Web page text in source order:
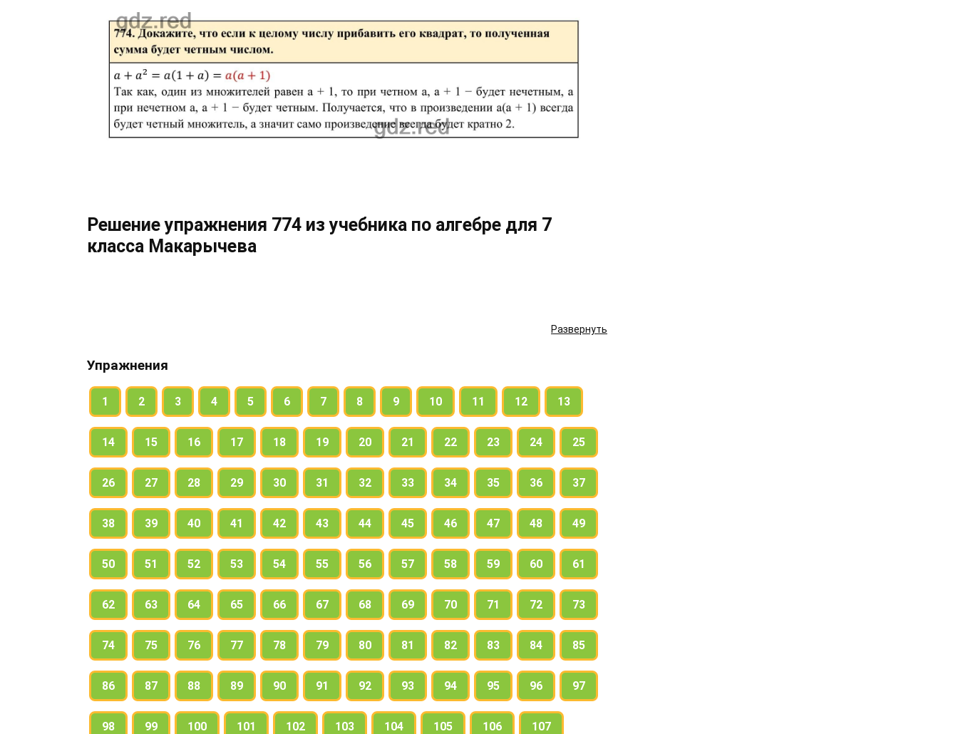
Развернуть
Решение упражнения 774 из учебника по алгебре для 7
класса Макарычева
Упражнения
1 2 3 4 5 6 7 8 9 10 11 12 13
14 15 16 17 18 19 20 21 22 23 24 25
26 27 28 29 30 31 32 33 34 35 36 37
38 39 40 41 42 43 44 45 46 47 48 49
50 51 52 53 54 55 56 57 58 59 60 61
62 63 64 65 66 67 68 69 70 71 72 73
74 75 76 77 78 79 80 81 82 83 84 85
86 87 88 89 90 91 92 93 94 95 96 97
98 99 100 101 102 103 104 105 106 107